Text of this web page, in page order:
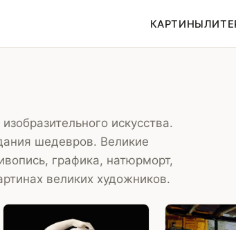
КАРТИНЫ
искусства.
шедевров. Великие
графика, натюрморт,
великих художников.